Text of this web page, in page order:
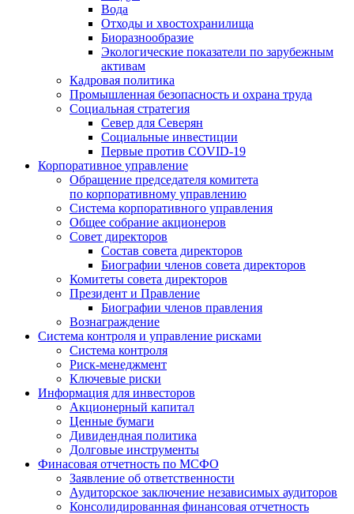
Вода
Отходы и хвостохранилища
Биоразнообразие
Экологические показатели по зарубежным
активам
Кадровая политика
Промышленная безопасность и охрана труда
Социальная стратегия
Север для Северян
Социальные инвестиции
Первые против COVID‑19
Корпоративное управление
Обращение председателя комитета
по корпоративному управлению
Система корпоративного управления
Общее собрание акционеров
Совет директоров
Состав совета директоров
Биографии членов совета директоров
Комитеты совета директоров
Президент и Правление
Биографии членов правления
Вознаграждение
Система контроля и управление рисками
Система контроля
Риск-менеджмент
Ключевые риски
Информация для инвесторов
Акционерный капитал
Ценные бумаги
Дивидендная политика
Долговые инструменты
Финасовая отчетность по МСФО
Заявление об ответственности
Аудиторское заключение независимых аудиторов
Консолидированная финансовая отчетность